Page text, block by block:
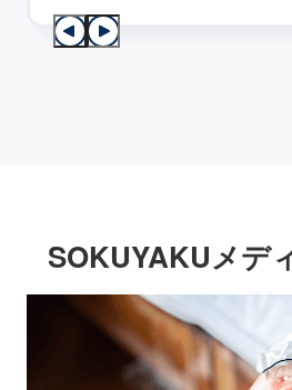
SOKUYAKUメデ